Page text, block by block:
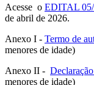
Acesse o EDITAL
de abril de 2026.
Anexo I - Termo de
menores de idade)
Anexo II -
menores de idade)